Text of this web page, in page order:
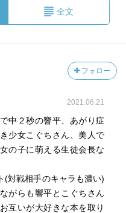
全文
フォロー
2021.06.21
中２秒の響平、あがり症
少女こぐちさん、美人で
の子に萌える生徒会長な
(対戦相手のキャラも濃い)
がらも響平とこぐちさん
互いが大好きな本を取り